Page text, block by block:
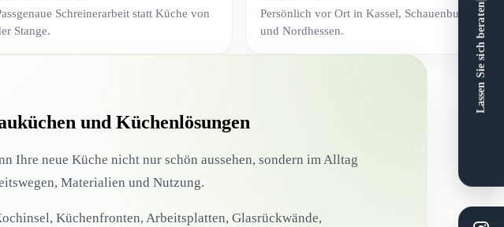
Schreinerarbeit statt Küche von
Stange.
Persönlich vor Ort in Kassel, Schauenburg
und Nordhessen.
und Küchenlösungen
Ihre neue Küche nicht nur schön aussehen, sondern im Alltag
Materialien und Nutzung.
Küchenfronten, Arbeitsplatten, Glasrückwände,
Lassen Sie sich beraten